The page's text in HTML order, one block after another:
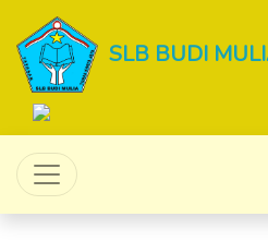
SLB BUDI